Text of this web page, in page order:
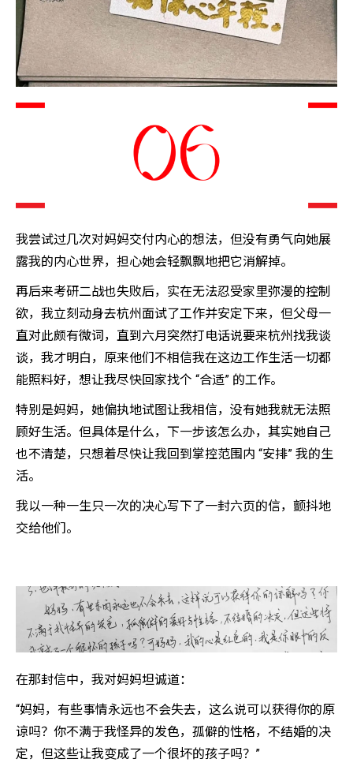
我尝试过几次对妈妈交付内心的想法，但没有勇气向她展
露我的内心世界，担心她会轻飘飘地把它消解掉。
再后来考研二战也失败后，实在无法忍受家里弥漫的控制
欲，我立刻动身去杭州面试了工作并安定下来，但父母一
直对此颇有微词，直到六月突然打电话说要来杭州找我谈
谈，我才明白，原来他们不相信我在这边工作生活一切都
能照料好，想让我尽快回家找个 “合适” 的工作。
特别是妈妈，她偏执地试图让我相信，没有她我就无法照
顾好生活。但具体是什么，下一步该怎么办，其实她自己
也不清楚，只想着尽快让我回到掌控范围内 “安排” 我的生
活。
我以一种一生只一次的决心写下了一封六页的信，颤抖地
交给他们。
在那封信中，我对妈妈坦诚道：
“妈妈，有些事情永远也不会失去，这么说可以获得你的原
谅吗？你不满于我怪异的发色，孤僻的性格，不结婚的决
定，但这些让我变成了一个很坏的孩子吗？”